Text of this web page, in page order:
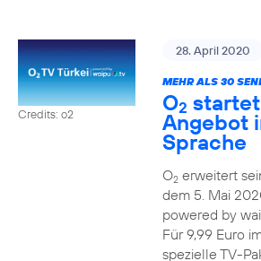
Credits: o2
28. April 2020
MEHR ALS 30
O2
Angebot
Sprache
O2erweitert
dem 5. Mai
powered by
Für 9,99 Euro
spezielle TV-